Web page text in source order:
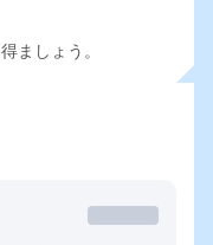
ましょう。